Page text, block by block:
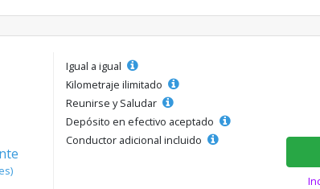
Igual a igual
Kilometraje ilimitado
Reunirse y Saludar
Depósito en efectivo aceptado
Conductor adicional incluido